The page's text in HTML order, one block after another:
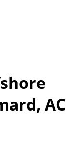
AC